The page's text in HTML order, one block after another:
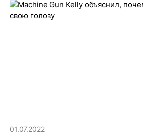
01.07.2022